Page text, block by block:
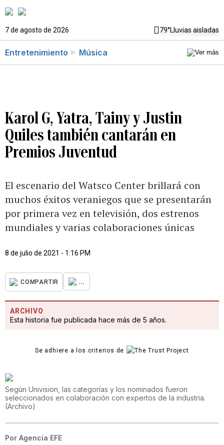
7 de agosto de 2026 79°Lluvias aisladas
Entretenimiento Música
Karol G, Yatra, Tainy y Justin
Quiles también cantarán en
Premios Juventud
El escenario del Watsco Center brillará con
muchos éxitos veraniegos que se presentarán
por primera vez en televisión, dos estrenos
mundiales y varias colaboraciones únicas
8 de julio de 2021 - 1:16 PM
COMPARTIR ...
ARCHIVO
Esta historia fue publicada hace más de 5 años.
Se adhiere a los criterios de
Según Univision, las categorías y los nominados fueron
seleccionados en colaboración con expertos de la industria.
(Archivo)
Por Agencia EFE